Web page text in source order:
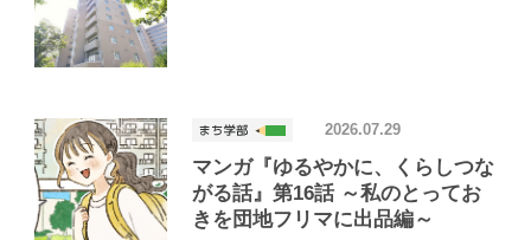
マンガ『ゆるやかに、くらしつな
がる話』第16話 ～私のとってお
きを団地フリマに出品編～
2026.07.29